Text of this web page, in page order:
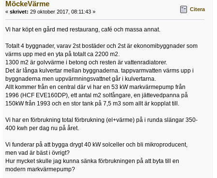
MöckeVärme
« skrivet: 29 oktober 2017, 08:11:43 » Citera
Vi har köpt en gård med restaurang, café och massa annat.
Totalt 4 byggnader, varav 2st bostäder och 2st är ekonomibyggnader som
värms upp med en yta på totalt ca 2200 m2.
1300 m2 är golvvärme i betong och resten är vattenradiatorer.
Det är långa kulvertar mellan byggnaderna. tappvarmvatten värms upp i
byggnaderna men uppvärmningsvattnet går i kulvertarna.
Allt kommer från en central där vi har en 53 kW markvärmepump från
1996 (HCF EVE160DP), ett antal m2 solfångare, en jättevedpanna på
150kW från 1993 och en stor tank på 7,5 m3 som allt är kopplat till.
Vi har en förbrukning total förbrukning (el+värme) på i runda slängar 350-
400 kwh per dag nu på året.
Vi funderar på att bygga drygt 40 kW solceller och bli mikroproducent,
men vad är bäst i övrigt?
Hur mycket skulle jag kunna sänka förbrukningen på att byta till en
modern markvärmepump?